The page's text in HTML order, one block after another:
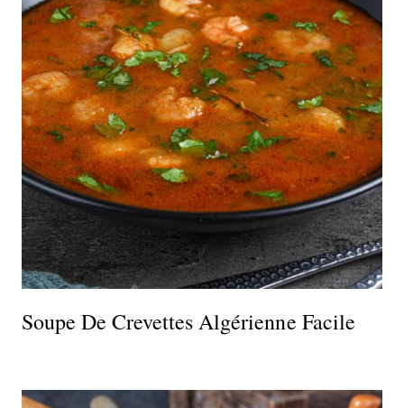
Soupe De Crevettes Algérienne Facile